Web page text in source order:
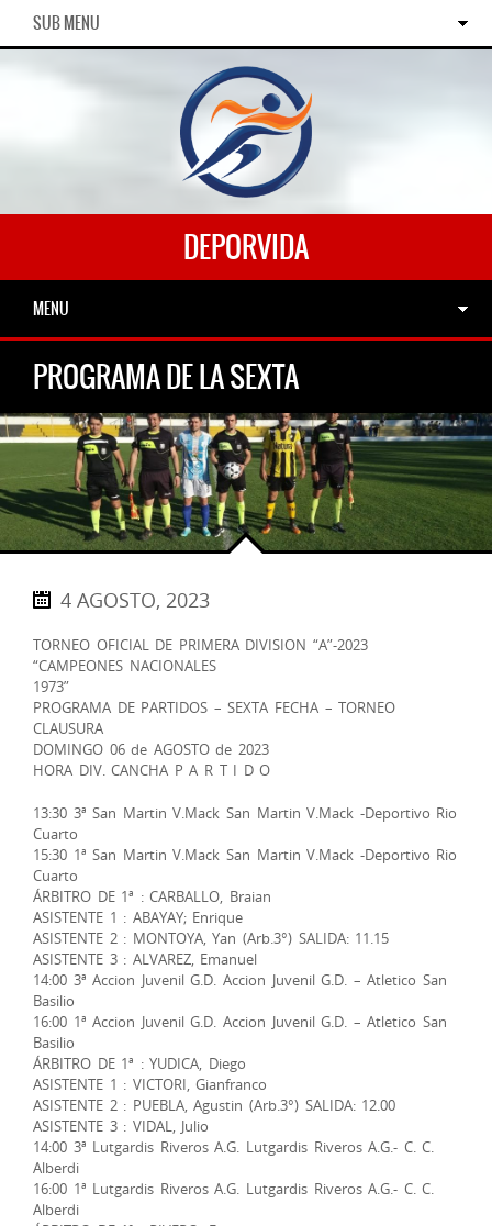
SUB MENU
DEPORVIDA
MENU
PROGRAMA DE LA SEXTA
4 AGOSTO, 2023
TORNEO OFICIAL DE PRIMERA DIVISION “A”-2023
“CAMPEONES NACIONALES
1973”
PROGRAMA DE PARTIDOS – SEXTA FECHA – TORNEO
CLAUSURA
DOMINGO 06 de AGOSTO de 2023
HORA DIV. CANCHA P A R T I D O
13:30 3ª San Martin V.Mack San Martin V.Mack -Deportivo Rio
Cuarto
15:30 1ª San Martin V.Mack San Martin V.Mack -Deportivo Rio
Cuarto
ÁRBITRO DE 1ª : CARBALLO, Braian
ASISTENTE 1 : ABAYAY; Enrique
ASISTENTE 2 : MONTOYA, Yan (Arb.3°) SALIDA: 11.15
ASISTENTE 3 : ALVAREZ, Emanuel
14:00 3ª Accion Juvenil G.D. Accion Juvenil G.D. – Atletico San
Basilio
16:00 1ª Accion Juvenil G.D. Accion Juvenil G.D. – Atletico San
Basilio
ÁRBITRO DE 1ª : YUDICA, Diego
ASISTENTE 1 : VICTORI, Gianfranco
ASISTENTE 2 : PUEBLA, Agustin (Arb.3°) SALIDA: 12.00
ASISTENTE 3 : VIDAL, Julio
14:00 3ª Lutgardis Riveros A.G. Lutgardis Riveros A.G.- C. C.
Alberdi
16:00 1ª Lutgardis Riveros A.G. Lutgardis Riveros A.G.- C. C.
Alberdi